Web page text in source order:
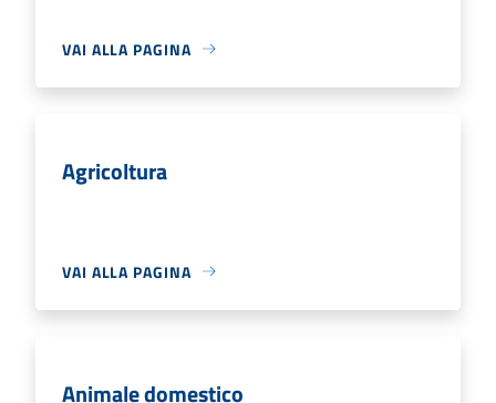
VAI ALLA PAGINA
Agricoltura
VAI ALLA PAGINA
Animale domestico